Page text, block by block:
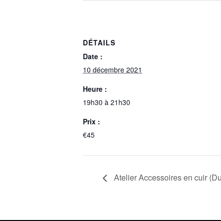
DÉTAILS
Date :
10 décembre 2021
Heure :
19h30 à 21h30
Prix :
€45
Atelier Accessoires en cuir